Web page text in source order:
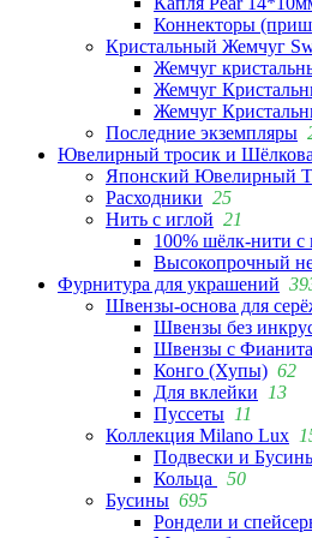
Коннекторы
Кристальный Жемчуг
Жемчуг
Жемчуг
Жемчуг
Последние экземпляры
Ювелирный тросик и
Японский Ювелирный
Расходники 25
Нить с иглой 21
100% шёлк-нити с
Высокопрочный
Фурнитура для украшений
Швензы-основа для
Швензы без
Швензы с
Конго (Хупы) 62
Для вклейки
13
Пуссеты 11
Коллекция Milano Lux
Подвески и
Кольца
50
Бусины 695
Рондели и